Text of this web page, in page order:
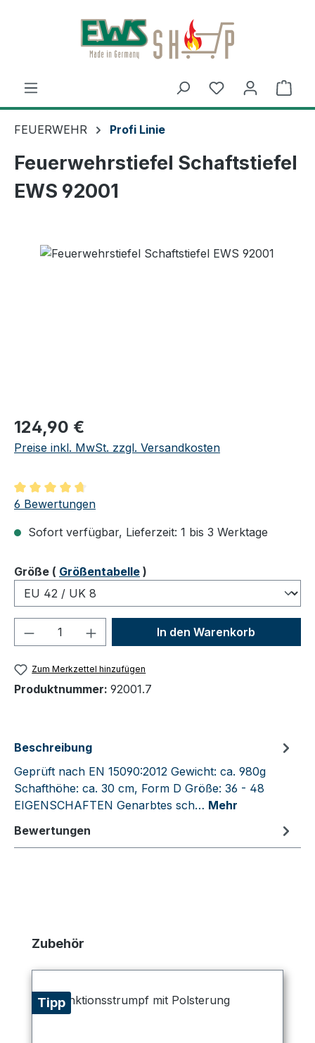
Zum Hauptinhalt springen
FEUERWEHR Profi Linie
Feuerwehrstiefel Schaftstiefel
EWS 92001
Regulärer Preis:
124,90 €
Preise inkl. MwSt. zzgl. Versandkosten
Durchschnittliche Bewertung von 4.83 von 5 Sternen
6 Bewertungen
Sofort verfügbar, Lieferzeit: 1 bis 3 Werktage
Größeauswählen
( Größentabelle )
Produkt Anzahl: Gib denIn den Warenkorb
Zum Merkzettel hinzufügen
Produktnummer: 92001.7
Beschreibung
Geprüft nach EN 15090:2012 Gewicht: ca. 980g
Schafthöhe: ca. 30 cm, Form D Größe: 36 - 48
EIGENSCHAFTEN Genarbtes sch… Mehr
Bewertungen
Produktgalerie überspringen
Zubehör
Tipp